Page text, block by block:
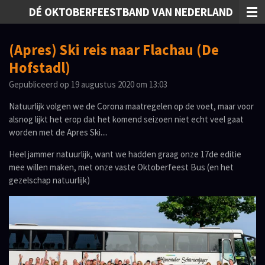
direct
de
hoofdinhoud
DÉ OKTOBERFEESTBAND VAN NEDERLAND
(Apres) Ski reis naar Flachau (De
Hofstadl)
Gepubliceerd op 19 augustus 2020 om 13:03
Natuurlijk volgen we de Corona maatregelen op de voet, maar voor
alsnog lijkt het erop dat het komend seizoen niet echt veel gaat
worden met de Apres Ski....
Heel jammer natuurlijk, want we hadden graag onze 17de editie
mee willen maken, met onze vaste Oktoberfeest Bus (en het
gezelschap natuurlijk)